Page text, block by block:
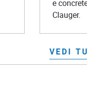
e
Clauger.
VEDI